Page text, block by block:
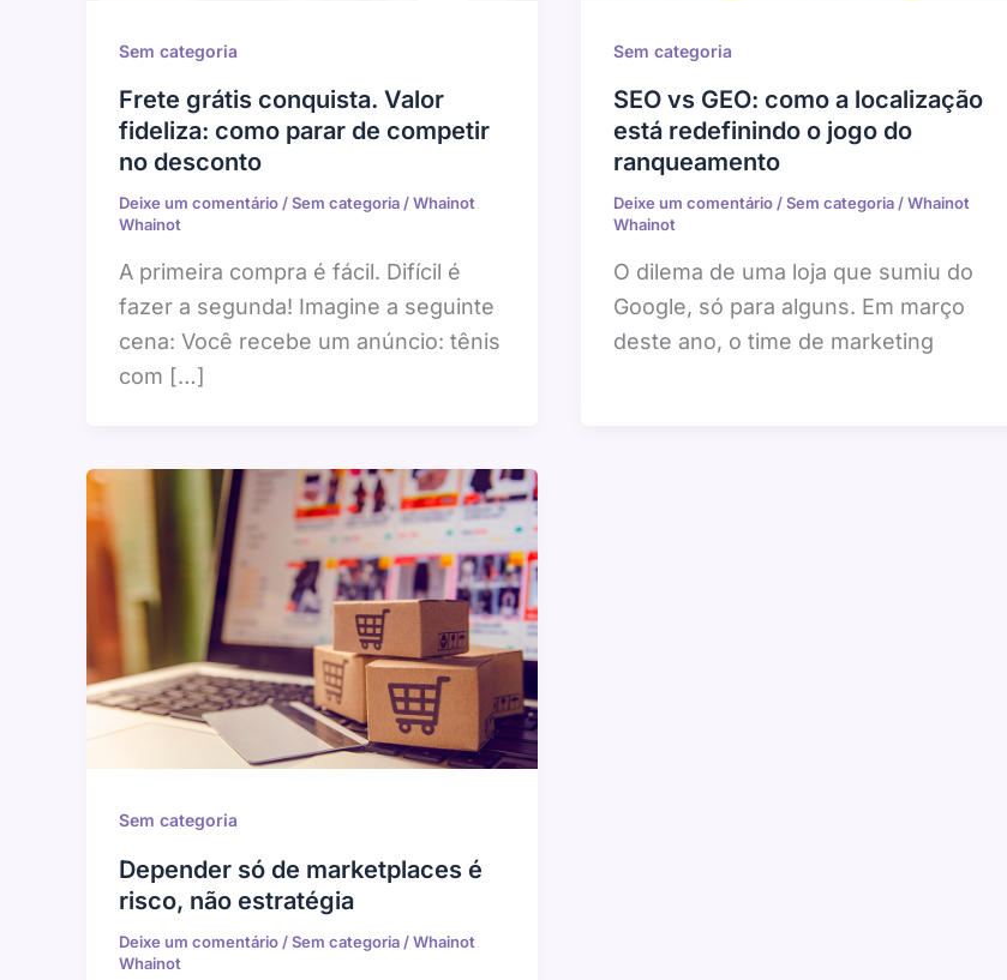
Sem categoria
Frete grátis conquista. Valor
fideliza: como parar de competir
no desconto
Deixe um comentário /Sem categoria /Whainot
Whainot
A primeira compra é fácil. Difícil é
fazer a segunda! Imagine a seguinte
cena: Você recebe um anúncio: tênis
com […]
Sem categoria
SEO vs GEO: como a localização
está redefinindo o jogo do
ranqueamento
Deixe um comentário /Sem categoria/Whainot
Whainot
O dilema de uma loja que sumiu do
Google, só para alguns. Em março
deste ano, o time de marketing
Sem categoria
Depender só de marketplaces é
risco, não estratégia
Deixe um comentário /Sem categoria /Whainot
Whainot